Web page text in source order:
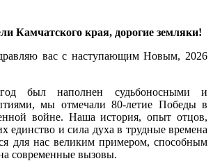
Камчатского края, дорогие земляки!
вас с наступающим Новым, 2026
был наполнен судьбоносными и
мы отмечали 80-летие Победы в
войне. Наша история, опыт отцов,
единство и сила духа в трудные времена
для нас великим примером, способным
современные вызовы.